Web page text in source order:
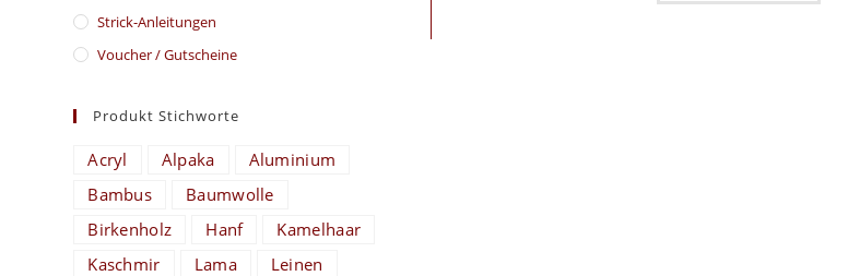
Strick-Anleitungen
Voucher / Gutscheine
Produkt Stichworte
Acryl Alpaka
Aluminium
Bambus
Baumwolle
Birkenholz
Hanf
Kamelhaar
Kaschmir
Lama
Leinen